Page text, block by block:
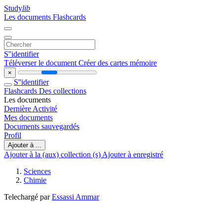
Studylib
Les documents Flashcards
S''identifier
Téléverser le document Créer des cartes mémoire
×
S''identifier
Flashcards Des collections
Les documents
Dernière Activité
Mes documents
Documents sauvegardés
Profil
Ajouter à ...
Ajouter à la (aux) collection (s) Ajouter à enregistré
Sciences
Chimie
Telechargé parEssassi Ammar